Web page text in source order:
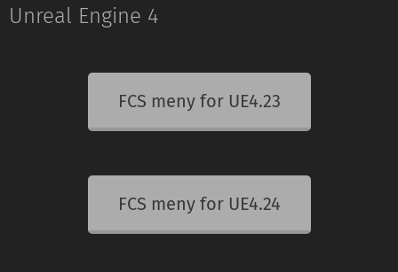
Unreal Engine 4
FCS meny for UE4.23
FCS meny for UE4.24